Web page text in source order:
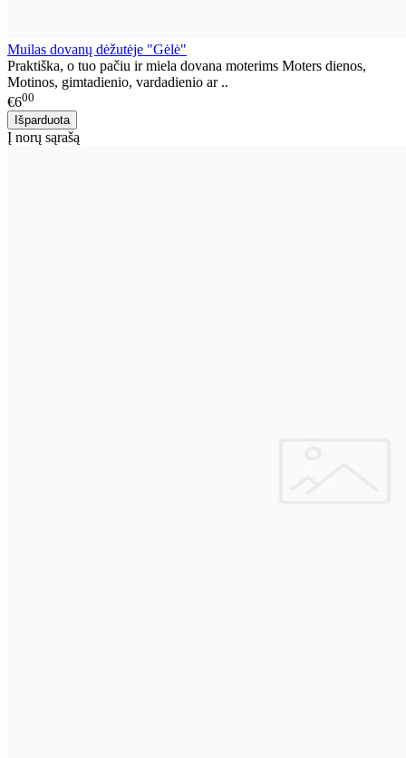
Muilas dovanų dėžutėje "Gėlė"
Praktiška, o tuo pačiu ir miela dovana moterims Moters dienos,
Motinos, gimtadienio, vardadienio ar ..
€600
Į norų sąrašą